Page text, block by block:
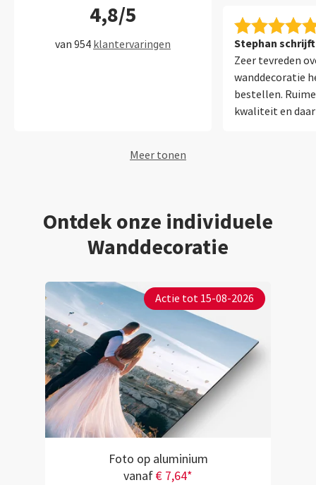
4,8/5
van 954 klantervaringen Stephan schrijft
Zeer tevreden
wanddecoratie
bestellen.
kwaliteit en
Meer tonen
Ontdek onze individuele
Wanddecoratie
Actie tot 15-08-2026
Foto op aluminium
vanaf€ 7,64*